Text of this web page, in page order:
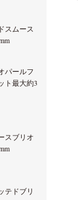
スムース
パールフ
ト最大約3
スブリオ
テドブリ